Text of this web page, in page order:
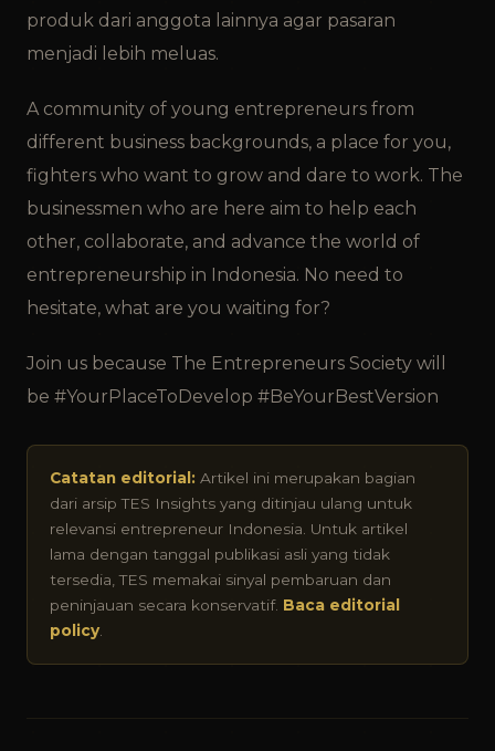
produk dari anggota lainnya agar pasaran
menjadi lebih meluas.
A community of young entrepreneurs from
different business backgrounds, a place for you,
fighters who want to grow and dare to work. The
businessmen who are here aim to help each
other, collaborate, and advance the world of
entrepreneurship in Indonesia. No need to
hesitate, what are you waiting for?
Join us because The Entrepreneurs Society will
be #YourPlaceToDevelop #BeYourBestVersion
Catatan editorial: Artikel ini merupakan bagian
dari arsip TES Insights yang ditinjau ulang untuk
relevansi entrepreneur Indonesia. Untuk artikel
lama dengan tanggal publikasi asli yang tidak
tersedia, TES memakai sinyal pembaruan dan
peninjauan secara konservatif. Baca editorial
policy